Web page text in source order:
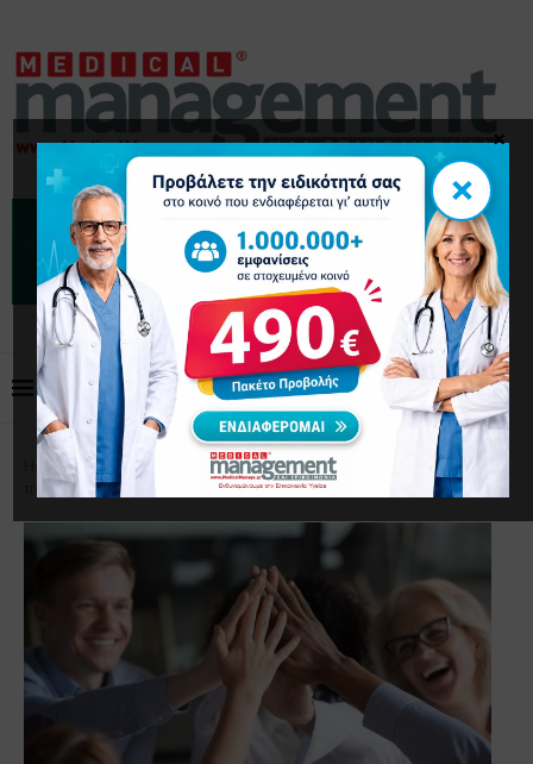
Home Διοίκηση Προσωπικού
παρακινήσετε το προσωπικό σας
×
×